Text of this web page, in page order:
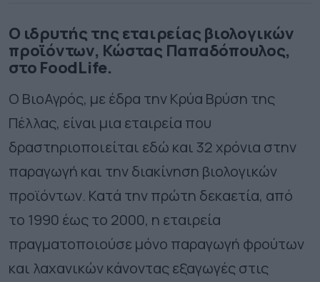
Ο ιδρυτής της εταιρείας βιολογικών
προϊόντων, Κώστας Παπαδόπουλος,
στο FoodLife.
O ΒιοΑγρός, με έδρα την Κρύα Βρύση της
Πέλλας, είναι μια εταιρεία που
δραστηριοποιείται εδώ και 32 χρόνια στην
παραγωγή και την διακίνηση βιολογικών
προϊόντων. Κατά την πρώτη δεκαετία, από
το 1990 έως το 2000, η εταιρεία
πραγματοποιούσε μόνο παραγωγή φρούτων
και λαχανικών κάνοντας εξαγωγές στις